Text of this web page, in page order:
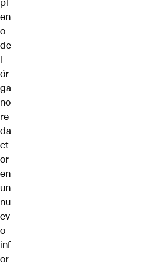
en
o
de
l
ór
ga
no
re
da
ct
or
en
un
nu
ev
o
inf
or